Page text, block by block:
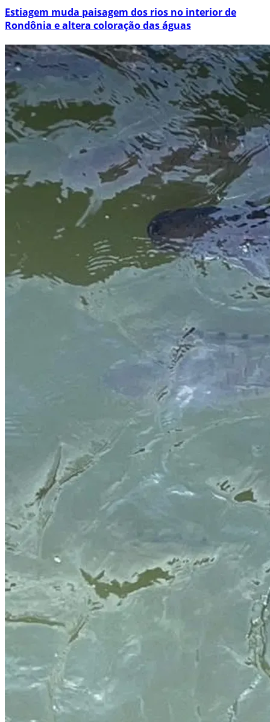
Estiagem muda paisagem dos rios no interior de
Rondônia e altera coloração das águas